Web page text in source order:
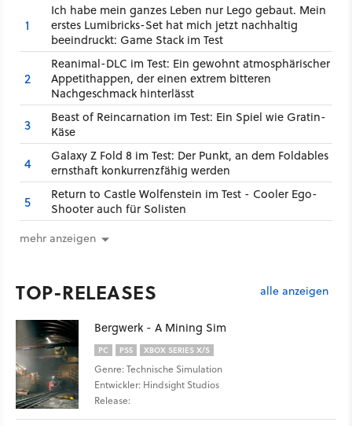
1
Ich habe mein ganzes Leben nur Lego gebaut. Mein
erstes Lumibricks-Set hat mich jetzt nachhaltig
beeindruckt: Game Stack im Test
2
Reanimal-DLC im Test: Ein gewohnt atmosphärischer
Appetithappen, der einen extrem bitteren
Nachgeschmack hinterlässt
3
Beast of Reincarnation im Test: Ein Spiel wie Gratin-
Käse
4
Galaxy Z Fold 8 im Test: Der Punkt, an dem Foldables
ernsthaft konkurrenzfähig werden
5
Return to Castle Wolfenstein im Test - Cooler Ego-
Shooter auch für Solisten
mehr anzeigen
TOP-RELEASES alle anzeigen
Bergwerk - A Mining Sim
PC PS5 XBOX SERIES X/S
Genre: Technische Simulation
Entwickler: Hindsight Studios
Release: